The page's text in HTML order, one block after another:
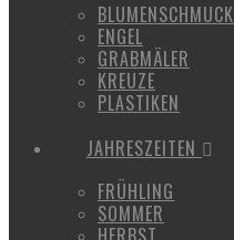
BLUMENSCHMUCK
ENGEL
GRABMÄLER
KREUZE
PLASTIKEN
JAHRESZEITEN
FRÜHLING
SOMMER